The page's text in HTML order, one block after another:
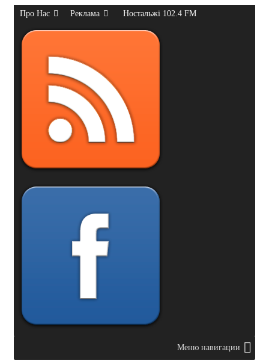
Про Нас Реклама Ностальжі 102.4 FM
Меню навигации